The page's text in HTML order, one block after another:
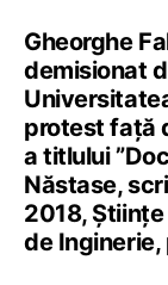
Gheorghe
demisionat
protest față
a titlului
Năstase,
2018,
de